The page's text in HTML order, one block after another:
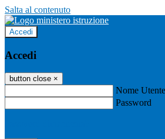
Salta al contenuto
Accedi
Accedi
button close ×
Nome Utente
Password